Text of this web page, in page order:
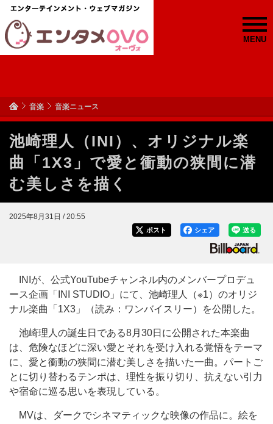
MENU
音楽 音楽ニュース
池崎理人（INI）、オリジナル楽
曲「1X3」で愛と衝動の狭間に潜
む美しさを描く
2025年8月31日 / 20:55
送る
シェア
ポスト
INIが、公式YouTubeチャンネル内のメンバープロデュ
ース企画「INI STUDIO」にて、池崎理人（※1）のオリジ
ナル楽曲「1X3」（読み：ワンバイスリー）を公開した。
池崎理人の誕生日である8月30日に公開された本楽曲
は、危険なほどに深い愛とそれを受け入れる覚悟をテーマ
に、愛と衝動の狭間に潜む美しさを描いた一曲。パートご
とに切り替わるテンポは、理性を振り切り、抗えない引力
や宿命に巡る思いを表現している。
MVは、ダークでシネマティックな映像の作品に。絵を